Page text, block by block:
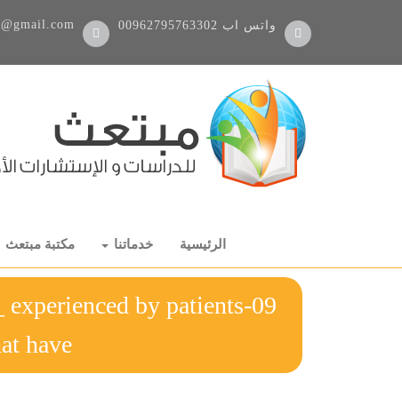
00962795763302 واتس اب
الرئيسية خدماتنا مكتبة مبتعث
experienced by patients
have